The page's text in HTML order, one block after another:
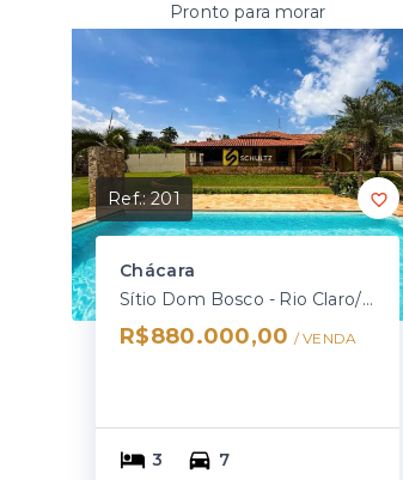
Pronto para morar
Ref.:201
Chácara
Sítio Dom Bosco - Rio Claro/SP
R$880.000,00 / VENDA
3
7